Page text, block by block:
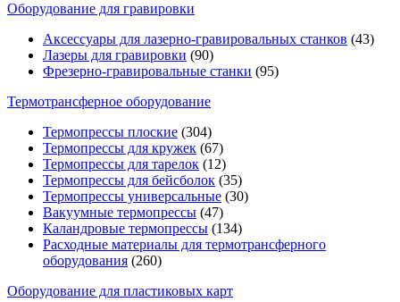
Оборудование для гравировки
Аксессуары для лазерно-гравировальных станков (43)
Лазеры для гравировки (90)
Фрезерно-гравировальные станки (95)
Термотрансферное оборудование
Термопрессы плоские (304)
Термопрессы для кружек (67)
Термопрессы для тарелок (12)
Термопрессы для бейсболок (35)
Термопрессы универсальные (30)
Вакуумные термопрессы (47)
Каландровые термопрессы (134)
Расходные материалы для термотрансферного
оборудования (260)
Оборудование для пластиковых карт